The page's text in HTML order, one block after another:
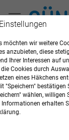
9Elemente
HÖR- UND
ARZTBEDARF
möchten wir weitere
anzubieten, diese
Ihrer Interessen auf
Cookies durch
eines Häkchens
"Speichern" bestätigen
wählen, willigen
erhalten